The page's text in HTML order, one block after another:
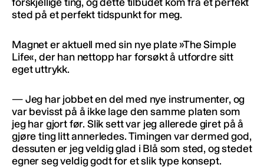
sted på et perfekt tidspunkt for meg.
Magnet er aktuell med sin nye plate »The Simple
Life«, der han nettopp har forsøkt å utfordre sitt
eget uttrykk.
— Jeg har jobbet en del med nye instrumenter, og
var bevisst på å ikke lage den samme platen som
jeg har gjort før. Slik sett var jeg allerede giret på å
gjøre ting litt annerledes. Timingen var dermed god,
dessuten er jeg veldig glad i Blå som sted, og stedet
egner seg veldig godt for et slik type konsept.